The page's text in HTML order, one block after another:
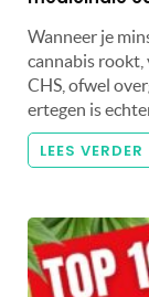
Wanneer je
cannabis rookt,
CHS, ofwel
ertegen is
LEES VERDER